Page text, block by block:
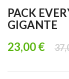
PACK
GIGANTE
23,00 €